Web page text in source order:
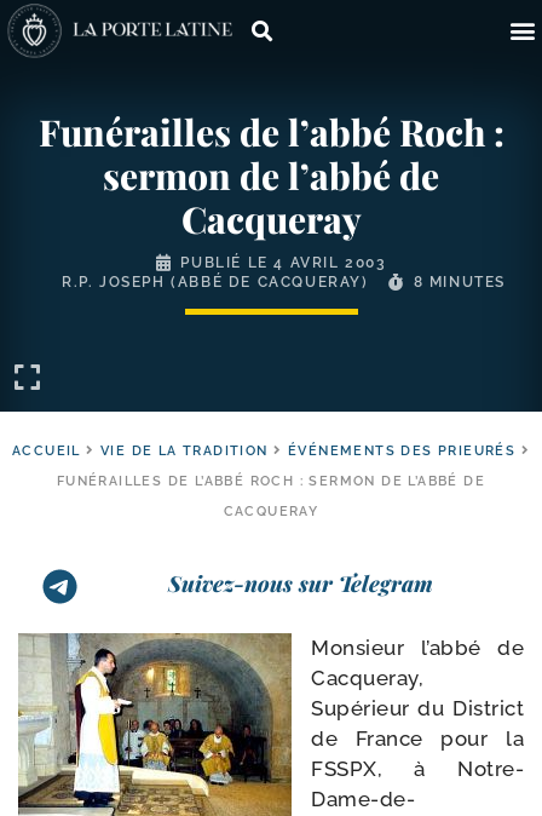
Funérailles de l’abbé Roch :
sermon de l’abbé de
Cacqueray
PUBLIÉ LE4 AVRIL 2003
R.P. JOSEPH (ABBÉ DE CACQUERAY)
8 MINUTES
ACCUEIL VIE DE LA TRADITION
ÉVÉNEMENTS DES PRIEURÉS
FUNÉRAILLES DE L’ABBÉ ROCH : SERMON DE L’ABBÉ DE
CACQUERAY
Suivez-nous sur Telegram
Monsieur l’ab­bé de
Cacqueray,
Supérieur du District
de France pour la
FSSPX, à Notre-​
Dame-​de-​